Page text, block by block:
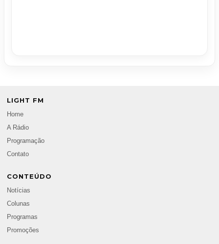
LIGHT FM
Home
A Rádio
Programação
Contato
CONTEÚDO
Notícias
Colunas
Programas
Promoções